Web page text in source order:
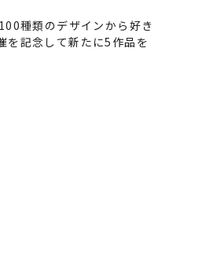
種類のデザインから好き
を記念して新たに5作品を